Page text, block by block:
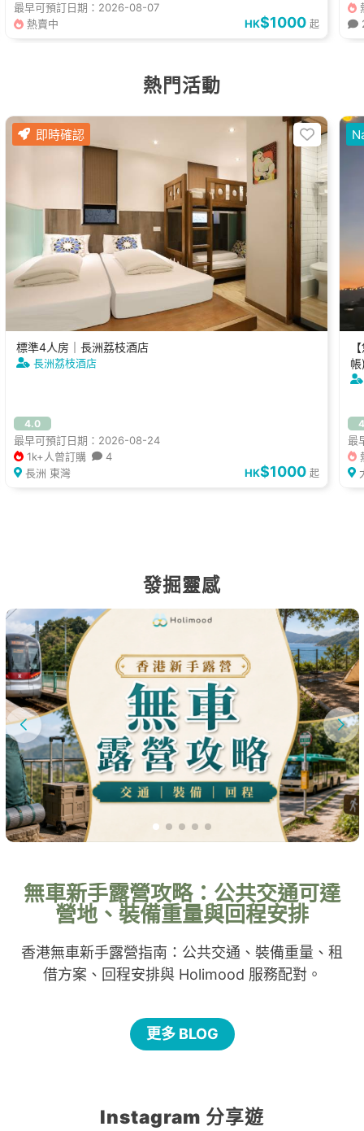
最早可預訂日期：2026-08-07
熱賣中
HK$1000 起
熱門活動
標準4人房｜長洲荔枝酒店
長洲荔枝酒店
4.0
最早可預訂日期：2026-08-24
1k+人曾訂購
4
長洲 東灣
HK$1000 起
即時確認
最
發掘靈感
無車新手露營攻略：公共交通可達
營地、裝備重量與回程安排
香港無車新手露營指南：公共交通、裝備重量、租
借方案、回程安排與 Holimood 服務配對。
更多 BLOG
Instagram 分享遊